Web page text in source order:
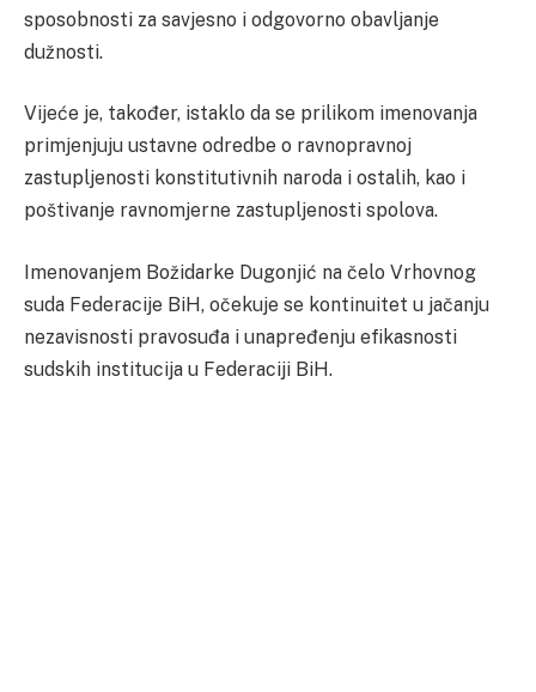
sposobnosti za savjesno i odgovorno obavljanje
dužnosti.
Vijeće je, također, istaklo da se prilikom imenovanja
primjenjuju ustavne odredbe o ravnopravnoj
zastupljenosti konstitutivnih naroda i ostalih, kao i
poštivanje ravnomjerne zastupljenosti spolova.
Imenovanjem Božidarke Dugonjić na čelo Vrhovnog
suda Federacije BiH, očekuje se kontinuitet u jačanju
nezavisnosti pravosuđa i unapređenju efikasnosti
sudskih institucija u Federaciji BiH.